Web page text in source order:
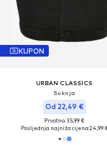
KUPON
URBAN CLASSICS
Suknja
Od 22,49 €
Prvotno: 35,99 €
Posljednja najniža cijena:24,99